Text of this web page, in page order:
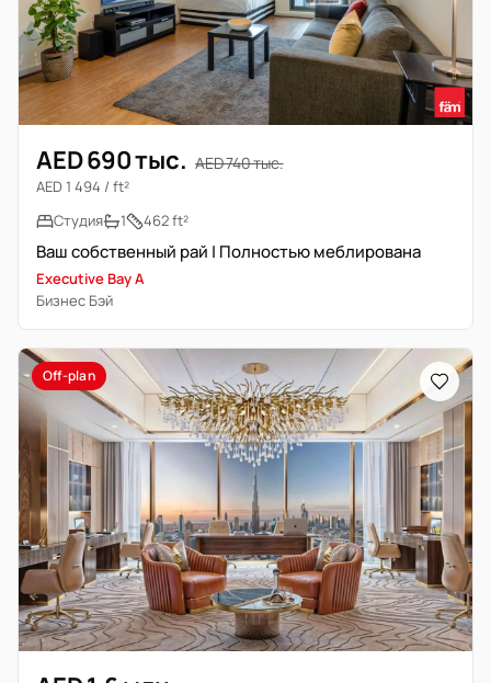
AED 690 тыс. AED 740 тыс.
AED 1 494 / ft²
Студия
1 462 ft²
Ваш собственный рай | Полностью меблирована
Executive Bay A
Бизнес Бэй
Off-plan